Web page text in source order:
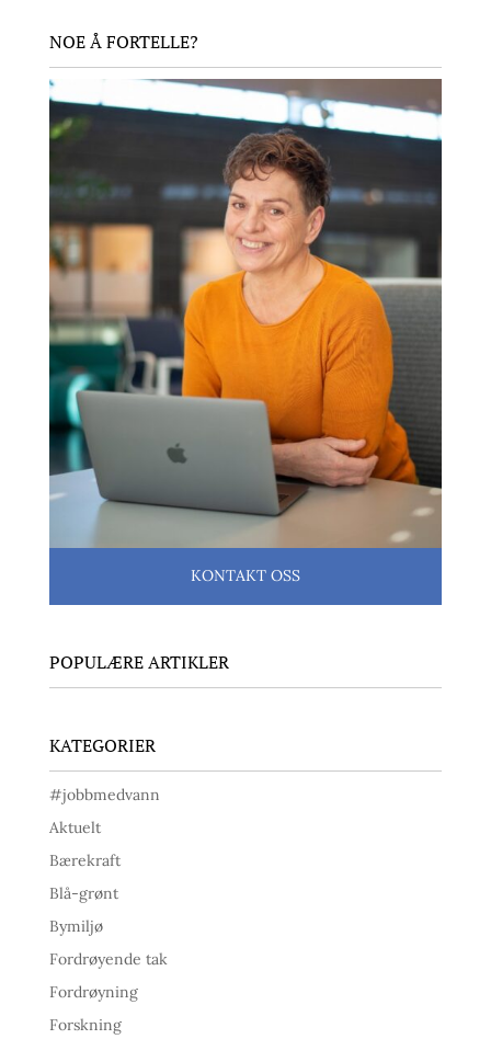
NOE Å FORTELLE?
KONTAKT OSS
POPULÆRE ARTIKLER
KATEGORIER
#jobbmedvann
Aktuelt
Bærekraft
Blå-grønt
Bymiljø
Fordrøyende tak
Fordrøyning
Forskning